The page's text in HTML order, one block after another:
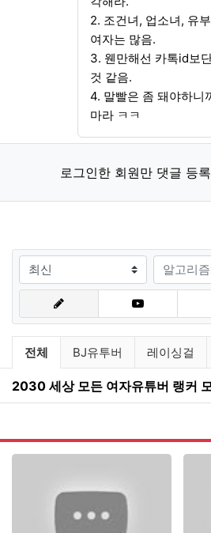
2. 조건녀, 업소녀, 유
여자는 많음.
3. 웬만해선 카톡id보
것 같음.
4. 말빨은 좀 돼야하니
마라 ㅋㅋ
로그인한 회원만 댓글 등
검색조건
검색어
유튜브링크 분류 목록
전체 BJ유투버 레이싱걸
2030 세상 모든 여자유튜버 랭커